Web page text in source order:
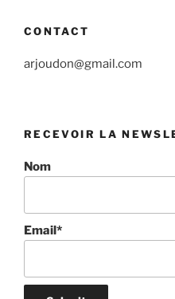
CONTACT
arjoudon@gmail.com
RECEVOIR LA
Nom
Email*